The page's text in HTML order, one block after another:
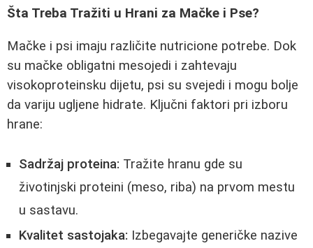
Šta Treba Tražiti u Hrani za Mačke i Pse?
Mačke i psi imaju različite nutricione potrebe. Dok
su mačke obligatni mesojedi i zahtevaju
visokoproteinsku dijetu, psi su svejedi i mogu bolje
da variju ugljene hidrate. Ključni faktori pri izboru
hrane:
Sadržaj proteina: Tražite hranu gde su
životinjski proteini (meso, riba) na prvom mestu
u sastavu.
Kvalitet sastojaka: Izbegavajte generičke nazive